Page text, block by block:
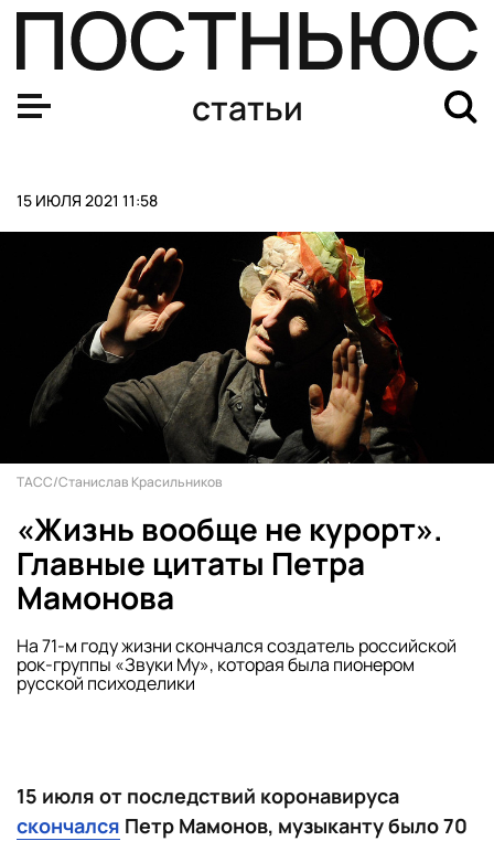
статьи
15 ИЮЛЯ 2021 11:58
ТАСС/Станислав Красильников
«Жизнь вообще не курорт».
Главные цитаты Петра
Мамонова
На 71-м году жизни скончался создатель российской
рок-группы «Звуки Му», которая была пионером
русской психоделики
15 июля от последствий коронавируса
скончался Петр Мамонов, музыканту было 70
ЕС подготовил масштабный план по спасению климата.